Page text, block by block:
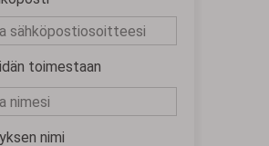
toimestaan
nimi